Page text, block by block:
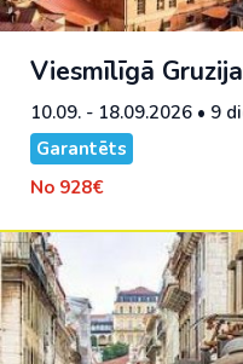
Viesmīlīgā Gruzija
10.09. - 18.09.2026 • 9
Garantēts
No 928€